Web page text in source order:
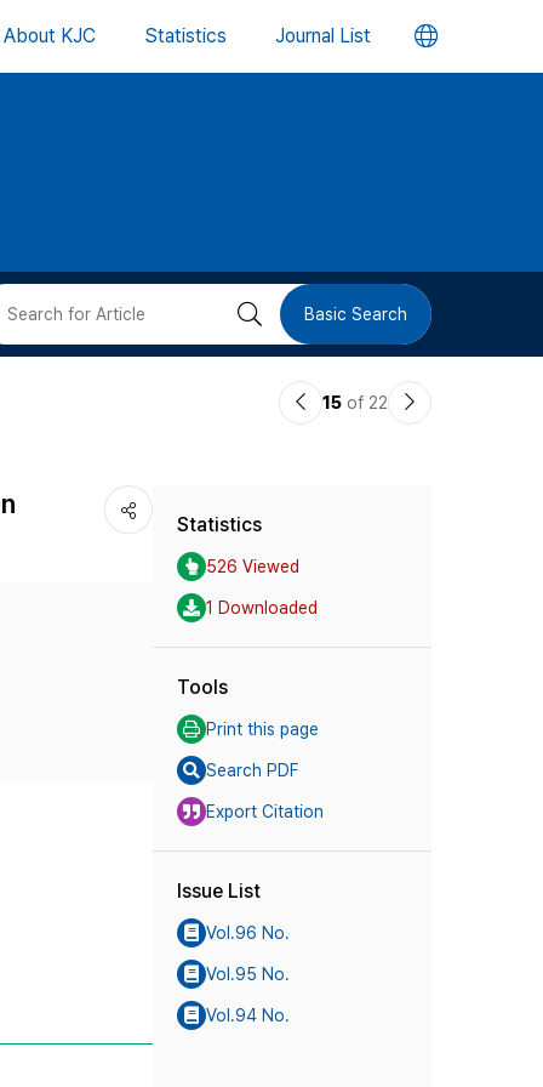
About KJC Statistics Journal List 언
버
검 Basic Search
이15 of 22
다
Statistics
526 Viewed
1 Downloaded
Tools
Print this page
Search PDF
Export Citation
Issue List
Vol.96 No.
Vol.95 No.
Vol.94 No.